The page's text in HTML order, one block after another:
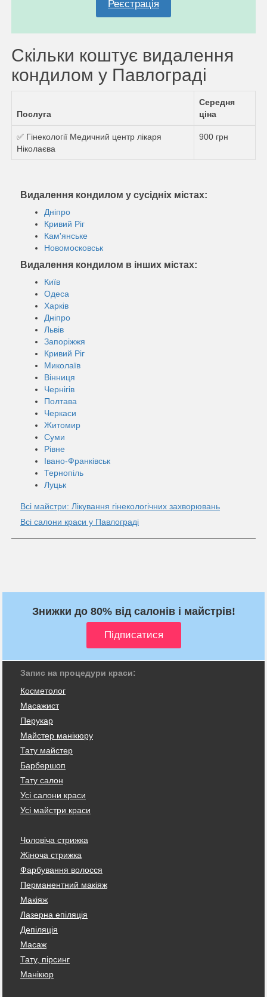
Реєстрація
Скільки коштує видалення
кондилом у Павлограді
Послуга
Середня
ціна
✅ Гінекології Медичний центр лікаря
Ніколаєва
900 грн
Видалення кондилом у сусідніх містах:
Дніпро
Кривий Ріг
Кам'янське
Новомосковськ
Видалення кондилом в інших містах:
Київ
Одеса
Харків
Дніпро
Львів
Запоріжжя
Кривий Ріг
Миколаїв
Вінниця
Чернігів
Полтава
Черкаси
Житомир
Суми
Рівне
Івано-Франківськ
Тернопіль
Луцьк
Всі майстри: Лікування гінекологічних захворювань
Всі салони краси у Павлограді
Знижки до 80% від салонів і майстрів!
Запис на процедури краси:
Косметолог
Масажист
Перукар
Майстер манікюру
Тату майстер
Барбершоп
Тату салон
Усі салони краси
Усі майстри краси
Чоловіча стрижка
Жіноча стрижка
Фарбування волосся
Перманентний макіяж
Макіяж
Лазерна епіляція
Депіляція
Масаж
Тату, пірсинг
Манікюр